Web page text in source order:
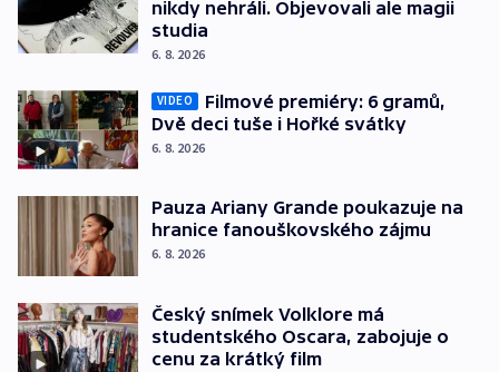
nikdy nehráli. Objevovali ale magii
studia
6. 8. 2026
VIDEO
Filmové premiéry: 6 gramů,
Dvě deci tuše i Hořké svátky
6. 8. 2026
Pauza Ariany Grande poukazuje na
hranice fanouškovského zájmu
6. 8. 2026
Český snímek Volklore má
studentského Oscara, zabojuje o
cenu za krátký film